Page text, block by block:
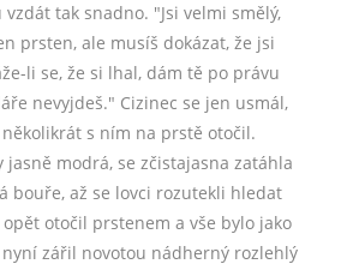
tak snadno. "Jsi velmi smělý,
prsten, ale musíš dokázat, že jsi
li se, že si lhal, dám tě po právu
nevyjdeš." Cizinec se jen usmál,
s ním na prstě otočil.
jasně modrá, se zčistajasna zatáhla
bouře, až se lovci rozutekli hledat
opět otočil prstenem a vše bylo jako
nyní zářil novotou nádherný rozlehlý